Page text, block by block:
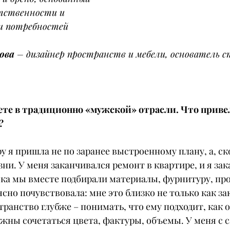
и
потребностей
– дизайнер пространств и мебели, основатель
в традиционно «мужской» отрасли. Что
я пришла не по заранее выстроенному плану, а,
У меня заканчивался ремонт в квартире, и я
мы вместе подбирали материалы, фурнитуру,
почувствовала: мне это близко не только как
глубже – понимать, что ему подходит,
сочетаться цвета, фактуры, объемы. У меня с